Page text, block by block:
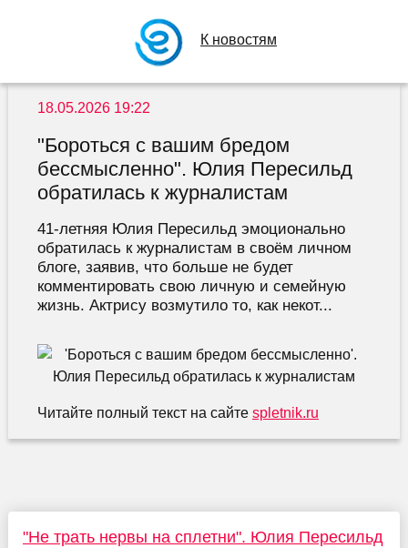
К новостям
18.05.2026 19:22
"Бороться с вашим бредом
бессмысленно". Юлия Пересильд
обратилась к журналистам
41-летняя Юлия Пересильд эмоционально
обратилась к журналистам в своём личном
блоге, заявив, что больше не будет
комментировать свою личную и семейную
жизнь. Актрису возмутило то, как некот...
Читайте полный текст на сайте spletnik.ru
"Не трать нервы на сплетни". Юлия Пересильд